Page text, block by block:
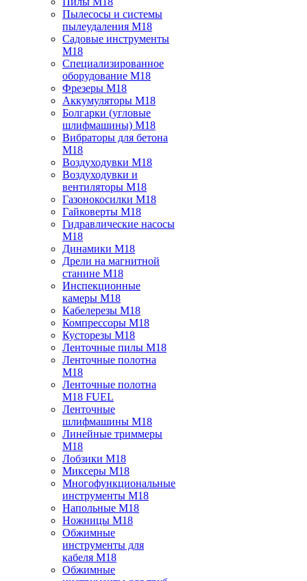
Пылесосы и системы
пылеудаления M18
Садовые инструменты
M18
Специализированное
оборудование M18
Фрезеры M18
Аккумуляторы M18
Болгарки (угловые
шлифмашины) M18
Вибраторы для бетона
M18
Воздуходувки M18
Воздуходувки и
вентиляторы M18
Газонокосилки M18
Гайковерты M18
Гидравлические насосы
M18
Динамики M18
Дрели на магнитной
станине M18
Инспекционные
камеры M18
Кабелерезы M18
Компрессоры M18
Кусторезы M18
Ленточные пилы M18
Ленточные полотна
M18
Ленточные полотна
M18 FUEL
Ленточные
шлифмашины M18
Линейные триммеры
M18
Лобзики M18
Миксеры M18
Многофункциональные
инструменты M18
Напольные M18
Ножницы M18
Обжимные
инструменты для
кабеля M18
Обжимные